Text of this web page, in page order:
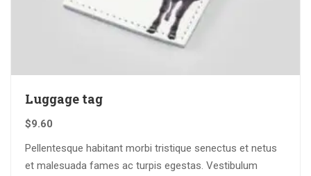
Luggage tag
$9.60
Pellentesque habitant morbi tristique senectus et netus
et malesuada fames ac turpis egestas. Vestibulum